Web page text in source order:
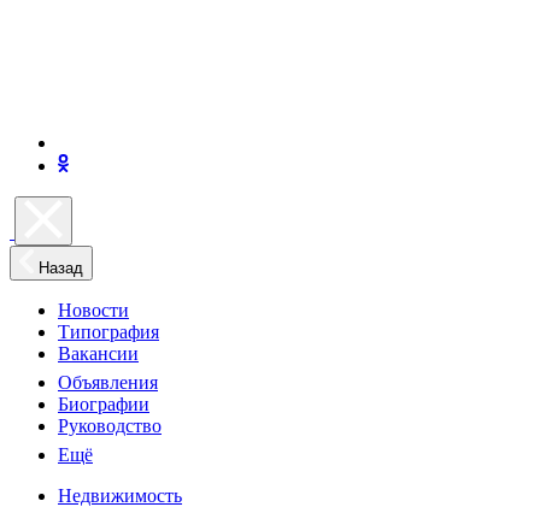
Назад
Новости
Типография
Вакансии
Объявления
Биографии
Руководство
Ещё
Недвижимость